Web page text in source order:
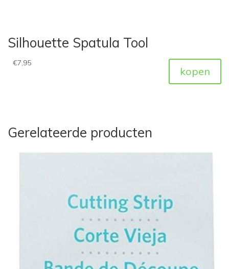
Silhouette Spatula Tool
€7,95
kopen
Gerelateerde producten